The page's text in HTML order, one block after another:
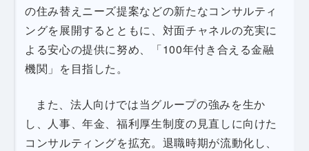
の住み替えニーズ提案などの新たなコンサルティ
ングを展開するとともに、対面チャネルの充実に
よる安心の提供に努め、「100年付き合える金融
機関」を目指した。
また、法人向けでは当グループの強みを生か
し、人事、年金、福利厚生制度の見直しに向けた
コンサルティングを拡充。退職時期が流動化し、